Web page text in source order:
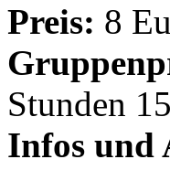
Preis: 8
Stunden
Infos und